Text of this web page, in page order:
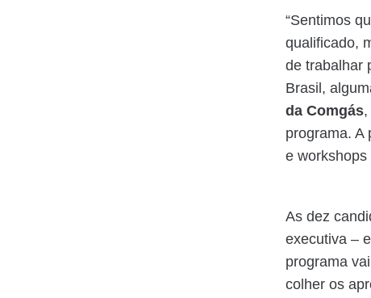
“Sentimos
qualificado,
de trabalhar
Brasil,
da Comgás
programa. A
e
As dez
executiva –
programa
colher os